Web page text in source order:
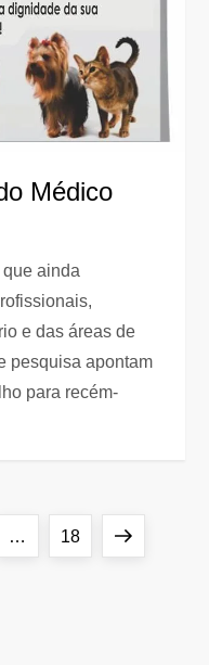
Médico
ainda
e das áreas de
pesquisa apontam
para recém-
… Page
18 Next